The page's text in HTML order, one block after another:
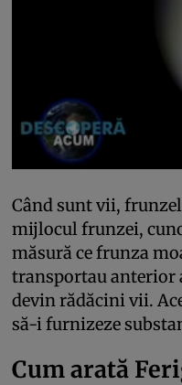
Când sunt vii,
mijlocul frunzei,
măsură ce frunza
transportau anterior
devin rădăcini vii.
să-i furnizeze
Cum arată